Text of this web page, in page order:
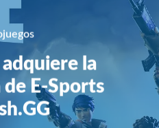
la
E-Sports